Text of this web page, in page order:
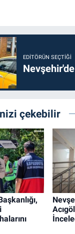
EDITÖRÜN SEÇTIĞI
çekebilir